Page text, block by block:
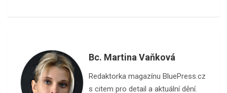
Bc. Martina Vaňková
Redaktorka magazínu BluePress.cz
s citem pro detail a aktuální dění.